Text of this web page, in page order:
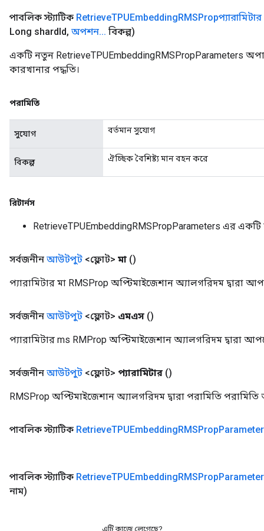
পাবলিক স্ট্যাটিক RetrieveTPUEmbeddingRMSPropপ্যারামিটার
Long shardId, অপশন... বিকল্প)
একটি নতুন RetrieveTPUEmbeddingRMSPropParameters
কারখানার পদ্ধতি।
পরামিতি
সুযোগ বর্তমান সুযোগ
বিকল্প ঐচ্ছিক বৈশিষ্ট্য মান বহন করে
রিটার্নস
RetrieveTPUEmbeddingRMSPropParameters এর
সর্বজনীন আউটপুট <ফ্লোট> মা ()
প্যারামিটার মা RMSProp অপ্টিমাইজেশান অ্যালগরিদম দ্বারা
সর্বজনীন আউটপুট <ফ্লোট> এমএস ()
প্যারামিটার ms RMProp অপ্টিমাইজেশান অ্যালগরিদম দ্বারা
সর্বজনীন আউটপুট <ফ্লোট> প্যারামিটার ()
RMSProp অপ্টিমাইজেশান অ্যালগরিদম দ্বারা পরামিতি
পাবলিক স্ট্যাটিক RetrieveTPUEmbeddingRMSProp
পাবলিক স্ট্যাটিক RetrieveTPUEmbeddingRMSProp
নাম)
এটি কাজে লেগেছে?